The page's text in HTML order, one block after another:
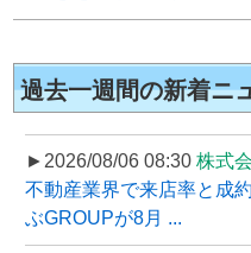
過去一週間の新着ニ
►2026/08/06 08:30 株式
不動産業界で来店率と成
ぶGROUPが8月 ...